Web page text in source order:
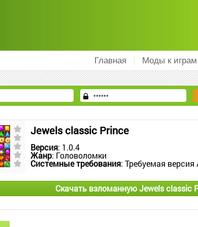
Главная Моды к играм
Jewels classic Prince
Версия: 1.0.4
Жанр: Головоломки
Системные требования: Требуемая
Скачать взломанную Jewels classic